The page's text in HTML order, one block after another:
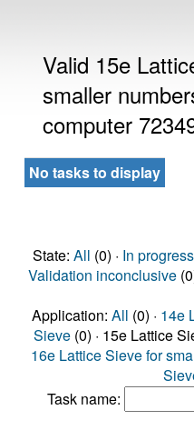
Valid 15e
smaller
computer
No tasks to display
State: All (0) · In progress
Validation inconclusive
Application: All (0) · 14e
Sieve (0) · 15e Lattice
16e Lattice Sieve for
Task name: